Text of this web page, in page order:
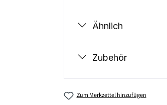
Ähnlich
Zubehör
Zum Merkzettel hinzufügen